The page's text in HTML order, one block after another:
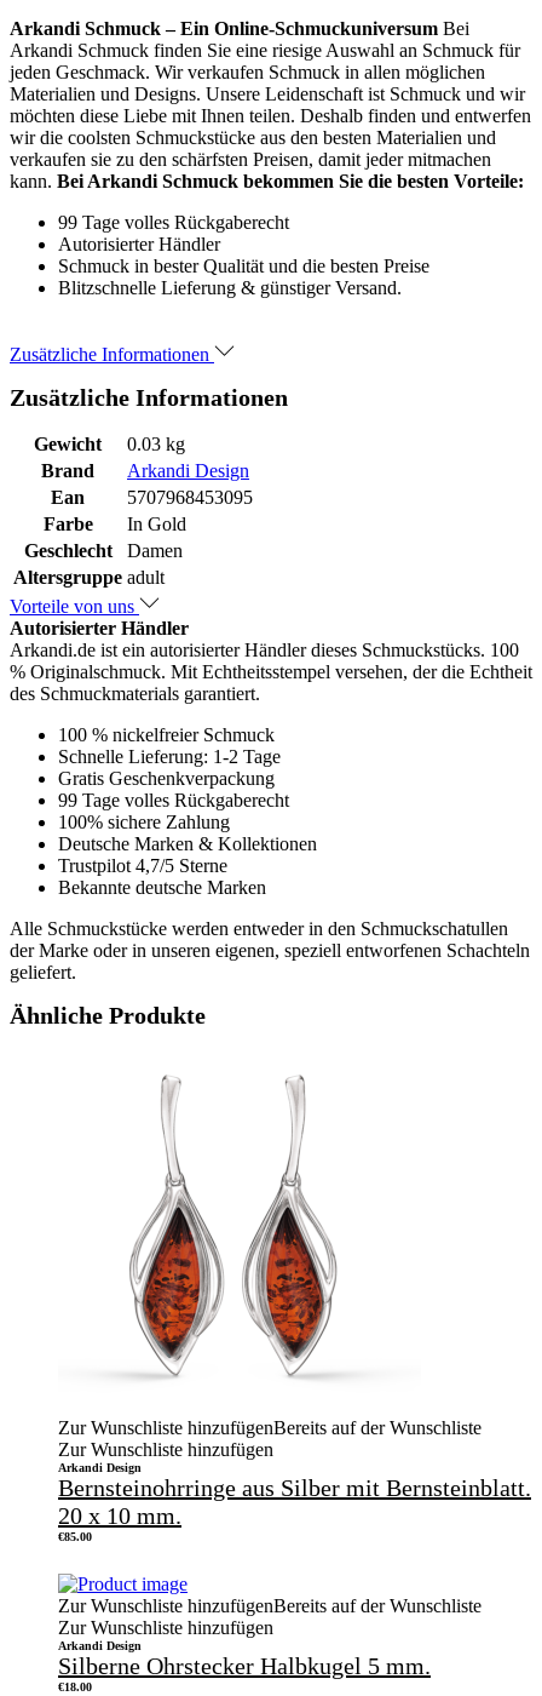
Arkandi Schmuck – Ein Online-Schmuckuniversum Bei
Arkandi Schmuck finden Sie eine riesige Auswahl an Schmuck für
jeden Geschmack. Wir verkaufen Schmuck in allen möglichen
Materialien und Designs. Unsere Leidenschaft ist Schmuck und wir
möchten diese Liebe mit Ihnen teilen. Deshalb finden und entwerfen
wir die coolsten Schmuckstücke aus den besten Materialien und
verkaufen sie zu den schärfsten Preisen, damit jeder mitmachen
kann. Bei Arkandi Schmuck bekommen Sie die besten Vorteile:
99 Tage volles Rückgaberecht
Autorisierter Händler
Schmuck in bester Qualität und die besten Preise
Blitzschnelle Lieferung & günstiger Versand.
Zusätzliche Informationen
Zusätzliche Informationen
Gewicht
0.03 kg
Brand
Arkandi Design
Ean
5707968453095
Farbe
In Gold
Geschlecht
Damen
Altersgruppe adult
Vorteile von uns
Autorisierter Händler
Arkandi.de ist ein autorisierter Händler dieses Schmuckstücks. 100
% Originalschmuck. Mit Echtheitsstempel versehen, der die Echtheit
des Schmuckmaterials garantiert.
100 % nickelfreier Schmuck
Schnelle Lieferung: 1-2 Tage
Gratis Geschenkverpackung
99 Tage volles Rückgaberecht
100% sichere Zahlung
Deutsche Marken & Kollektionen
Trustpilot 4,7/5 Sterne
Bekannte deutsche Marken
Alle Schmuckstücke werden entweder in den Schmuckschatullen
der Marke oder in unseren eigenen, speziell entworfenen Schachteln
geliefert.
Ähnliche Produkte
Zur Wunschliste hinzufügenBereits auf der Wunschliste
Zur Wunschliste hinzufügen
Arkandi Design
Bernsteinohrringe aus Silber mit Bernsteinblatt.
20 x 10 mm.
€85.00
Zur Wunschliste hinzufügenBereits auf der Wunschliste
Zur Wunschliste hinzufügen
Arkandi Design
Silberne Ohrstecker Halbkugel 5 mm.
€18.00